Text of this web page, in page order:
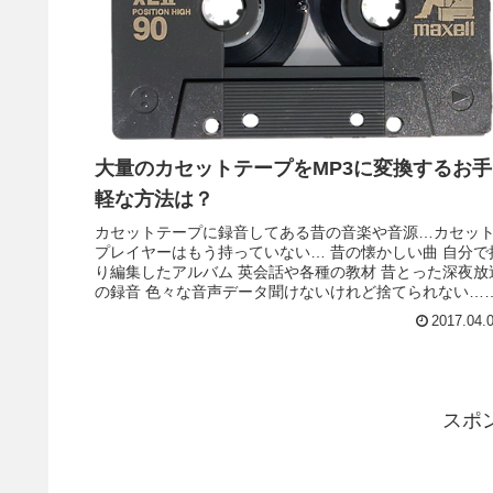
大量のカセットテープをMP3に変換するお手
軽な方法は？
カセットテープに録音してある昔の音楽や音源…カセット
プレイヤーはもう持っていない… 昔の懐かしい曲 自分で
り編集したアルバム 英会話や各種の教材 昔とった深夜放
の録音 色々な音声データ聞けないけれど捨てられない…カ
スポ